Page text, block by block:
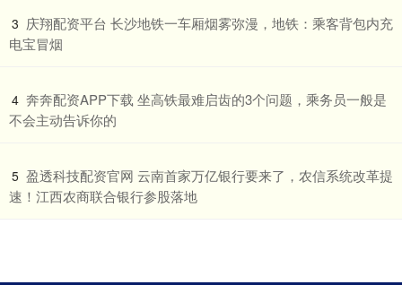
3 ​庆翔配资平台 长沙地铁一车厢烟雾弥漫，地铁：乘客背包内充
电宝冒烟
4 ​奔奔配资APP下载 坐高铁最难启齿的3个问题，乘务员一般是
不会主动告诉你的
5 ​盈透科技配资官网 云南首家万亿银行要来了，农信系统改革提
速！江西农商联合银行参股落地